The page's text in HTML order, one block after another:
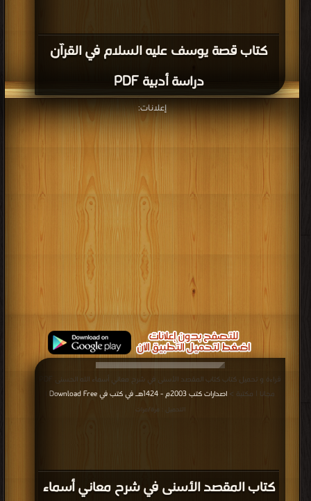
كتاب قصة يوسف عليه السلام في القرآن
دراسة أدبية PDF
إعلانات:
كتاب المقصد الأسنى في شرح معاني أسماء
مجانا | مكتبة > اصدارات كتب 2003م - 1424هـ في كتب في Download Free
التحميل : مرة/مرات